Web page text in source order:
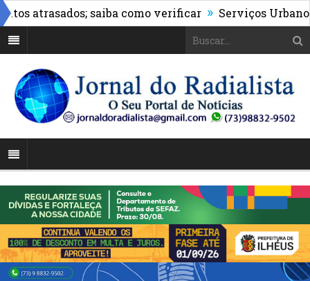
atrasados; saiba como verificar » Serviços Urbanos